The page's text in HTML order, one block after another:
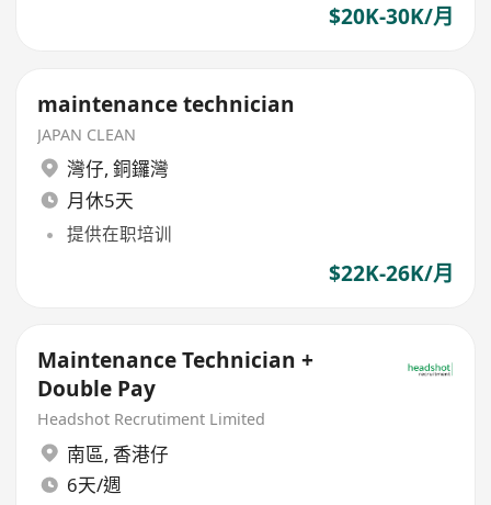
$20K-30K/月
maintenance technician
JAPAN CLEAN
灣仔, 銅鑼灣
月休5天
提供在职培训
$22K-26K/月
Maintenance Technician +
Double Pay
Headshot Recrutiment Limited
南區, 香港仔
6天/週